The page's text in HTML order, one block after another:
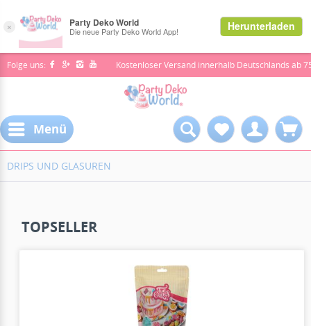
Folge uns: Kostenloser Versand innerhalb Deutschlands ab
Menü
DRIPS UND GLASUREN
TOPSELLER